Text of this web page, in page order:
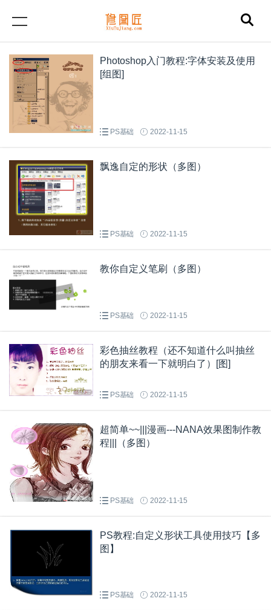
Photoshop入门教程:字体安装及使用
[组图]
PS基础 2022-11-15
飘逸自定的形状（多图）
PS基础 2022-11-15
教你自定义笔刷（多图）
PS基础 2022-11-15
彩色抽丝教程（还不知道什么叫抽丝
的朋友来看一下就明白了）[图]
PS基础 2022-11-15
超简单~~|||漫画---NANA效果图制作教
程|||（多图）
PS基础 2022-11-15
PS教程:自定义形状工具使用技巧【多
图】
PS基础 2022-11-15